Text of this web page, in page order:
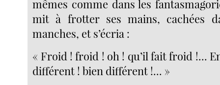
mêmes comme dans les
mit à frotter ses mains, cachées
manches, et s’écria :
« Froid ! froid ! oh ! qu’il fait froid !...
différent ! bien différent !... »